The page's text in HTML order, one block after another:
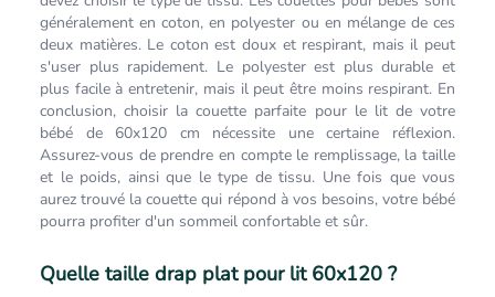
généralement en coton, en polyester ou en mélange de ces
deux matières. Le coton est doux et respirant, mais il peut
s'user plus rapidement. Le polyester est plus durable et
plus facile à entretenir, mais il peut être moins respirant. En
conclusion, choisir la couette parfaite pour le lit de votre
bébé de 60x120 cm nécessite une certaine réflexion.
Assurez-vous de prendre en compte le remplissage, la taille
et le poids, ainsi que le type de tissu. Une fois que vous
aurez trouvé la couette qui répond à vos besoins, votre bébé
pourra profiter d'un sommeil confortable et sûr.
Quelle taille drap plat pour lit 60x120 ?